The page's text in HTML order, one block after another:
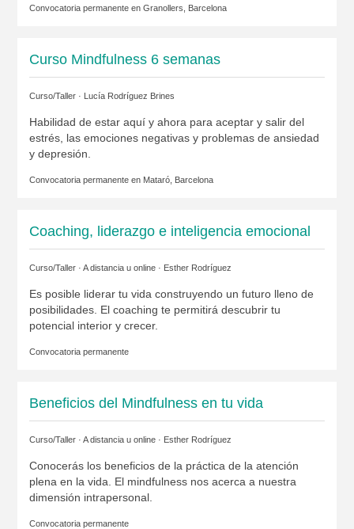
Convocatoria permanente en Granollers, Barcelona
Curso Mindfulness 6 semanas
Curso/Taller · Lucía Rodríguez Brines
Habilidad de estar aquí y ahora para aceptar y salir del
estrés, las emociones negativas y problemas de ansiedad
y depresión.
Convocatoria permanente en Mataró, Barcelona
Coaching, liderazgo e inteligencia emocional
Curso/Taller · A distancia u online · Esther Rodríguez
Es posible liderar tu vida construyendo un futuro lleno de
posibilidades. El coaching te permitirá descubrir tu
potencial interior y crecer.
Convocatoria permanente
Beneficios del Mindfulness en tu vida
Curso/Taller · A distancia u online · Esther Rodríguez
Conocerás los beneficios de la práctica de la atención
plena en la vida. El mindfulness nos acerca a nuestra
dimensión intrapersonal.
Convocatoria permanente